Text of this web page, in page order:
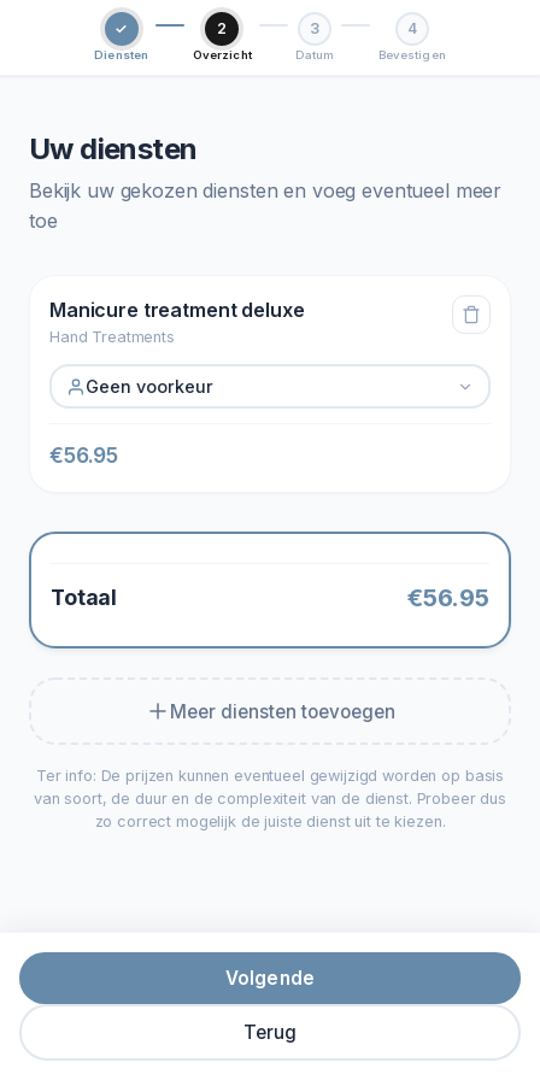
✓
Diensten
2
Overzicht
3
Datum
4
Bevestigen
Uw diensten
Bekijk uw gekozen diensten en voeg eventueel meer
toe
Manicure treatment deluxe
Hand Treatments
Geen voorkeur
€56.95
Totaal €56.95
Meer diensten toevoegen
Ter info: De prijzen kunnen eventueel gewijzigd worden op basis
van soort, de duur en de complexiteit van de dienst. Probeer dus
zo correct mogelijk de juiste dienst uit te kiezen.
Terug
Volgende